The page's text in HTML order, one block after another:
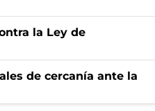
la Ley de
de cercanía ante la